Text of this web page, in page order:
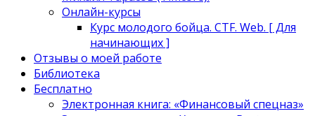
Онлайн-курсы
Курс молодого бойца. CTF. Web. [ Для
начинающих ]
Отзывы о моей работе
Библиотека
Бесплатно
Электронная книга: «Финансовый спецназ»